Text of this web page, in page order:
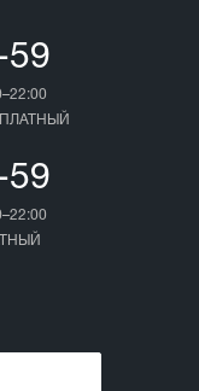
59
59